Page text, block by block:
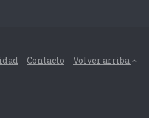
Contacto Volver arriba